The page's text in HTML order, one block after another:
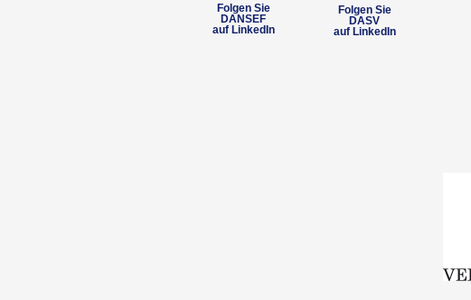
Folgen Sie
DANSEF
auf LinkedIn
Folgen Sie
DASV
auf LinkedIn